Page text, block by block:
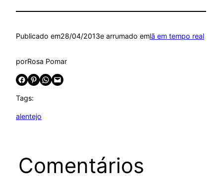
Publicado em28/04/2013e arrumado emlã em tempo real
porRosa Pomar
Share on Facebook Share on Pinterest Share on WhatsApp Email this Page
Tags:
alentejo
Comentários